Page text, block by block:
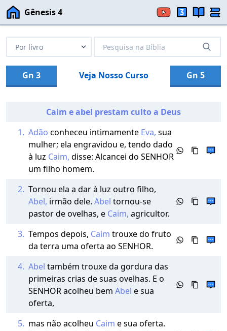
Gênesis 4
Gn 3 Veja Nosso Curso Gn 5
Caim e abel prestam culto a Deus
1. Adão conheceu intimamente Eva, sua
mulher; ela engravidou e, tendo dado
à luz Caim, disse: Alcancei do SENHOR
um filho homem.
2. Tornou ela a dar à luz outro filho,
Abel, irmão dele. Abel tornou-se
pastor de ovelhas, e Caim, agricultor.
3. Tempos depois, Caim trouxe do fruto
da terra uma oferta ao SENHOR.
4. Abel também trouxe da gordura das
primeiras crias de suas ovelhas. E o
SENHOR acolheu bem Abel e sua
oferta,
5. mas não acolheu Caim e sua oferta.